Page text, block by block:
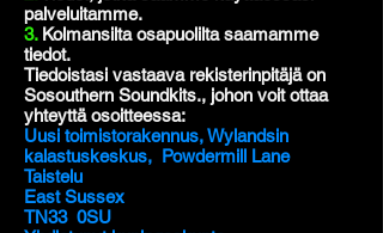
palveluitamme.
3.Kolmansilta osapuolilta saamamme
tiedot.
Tiedoistasi vastaava rekisterinpitäjä on
Sosouthern Soundkits., johon voit ottaa
yhteyttä osoitteessa:
Uusi toimistorakennus, Wylandsin
kalastuskeskus, Powdermill Lane
Taistelu
East Sussex
TN33 0SU